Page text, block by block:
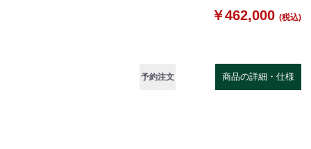
￥462,000 (税込)
予約注文 商品の詳細・仕様